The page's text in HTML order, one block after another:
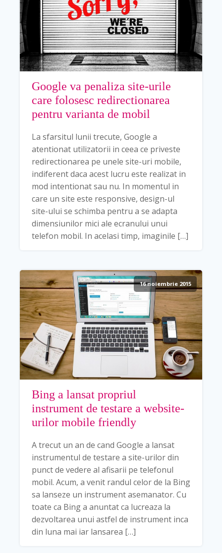
Google va penaliza site-urile
care folosesc redirectionarea
pentru varianta de mobil
La sfarsitul lunii trecute, Google a
atentionat utilizatorii in ceea ce priveste
redirectionarea pe unele site-uri mobile,
indiferent daca acest lucru este realizat in
mod intentionat sau nu. In momentul in
care un site este responsive, design-ul
site-ului se schimba pentru a se adapta
dimensiunilor mici ale ecranului unui
telefon mobil. In acelasi timp, imaginile […]
16 noiembrie 2015
Bing a lansat propriul
instrument de testare a website-
urilor mobile friendly
A trecut un an de cand Google a lansat
instrumentul de testare a site-urilor din
punct de vedere al afisarii pe telefonul
mobil. Acum, a venit randul celor de la Bing
sa lanseze un instrument asemanator. Cu
toate ca Bing a anuntat ca lucreaza la
dezvoltarea unui astfel de instrument inca
din luna mai iar lansarea […]